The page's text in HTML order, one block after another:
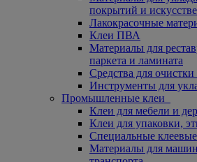
покрытий и
Лакокрасочные
Клеи ПВА
Материалы для
паркета и ламината
Средства для
Инструменты для
Промышленные клеи
Клеи для мебели и
Клеи для упаковки,
Специальные
Материалы для